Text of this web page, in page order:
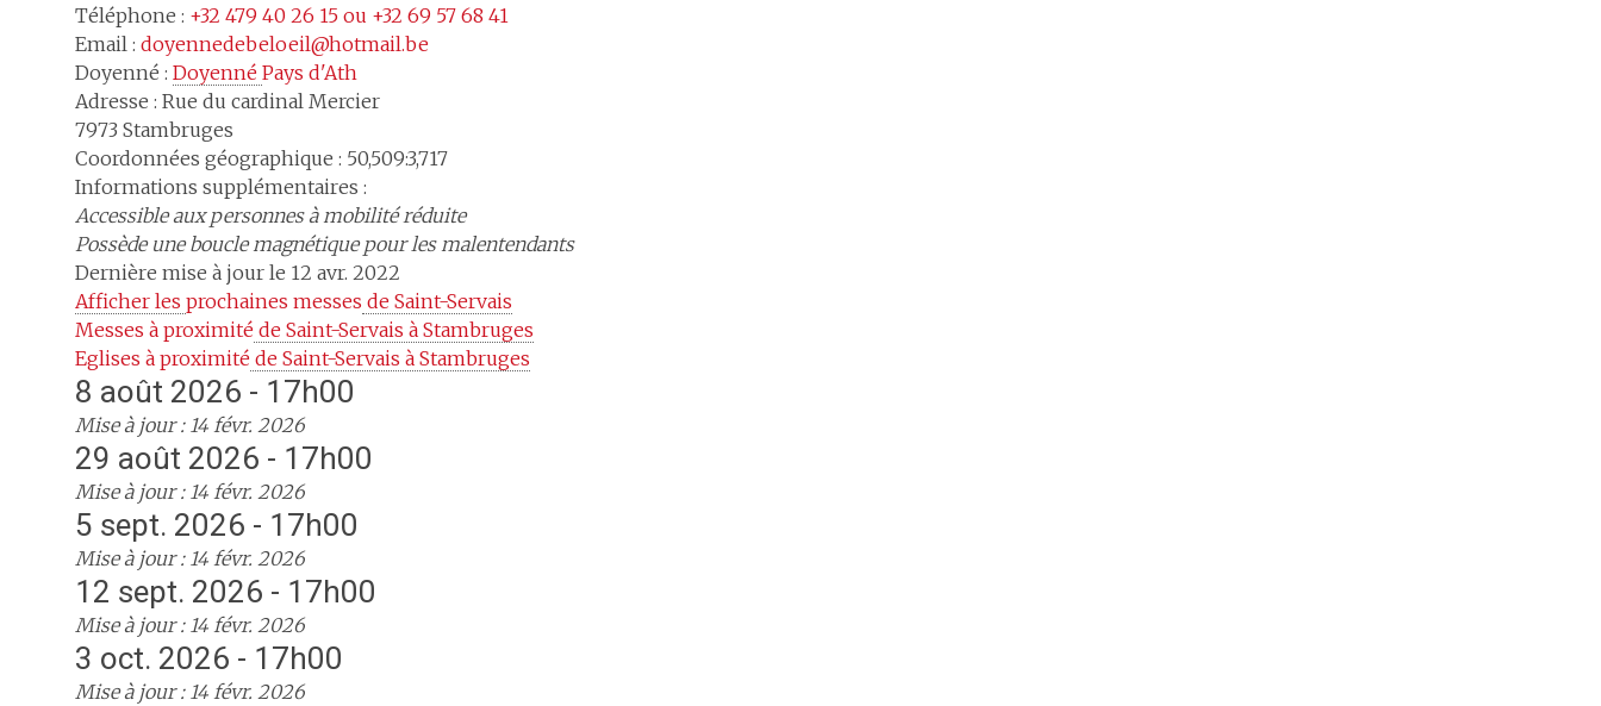
Téléphone : +32 479 40 26 15 ou +32 69 57 68 41
Email : doyennedebeloeil@hotmail.be
Doyenné : Doyenné Pays d'Ath
Adresse : Rue du cardinal Mercier
7973 Stambruges
Coordonnées géographique : 50,509:3,717
Informations supplémentaires :
Accessible aux personnes à mobilité réduite
Possède une boucle magnétique pour les malentendants
Dernière mise à jour le 12 avr. 2022
Afficher les prochaines messes de Saint-Servais
Messes à proximité de Saint-Servais à Stambruges
Eglises à proximité de Saint-Servais à Stambruges
8 août 2026 - 17h00
Mise à jour : 14 févr. 2026
29 août 2026 - 17h00
Mise à jour : 14 févr. 2026
5 sept. 2026 - 17h00
Mise à jour : 14 févr. 2026
12 sept. 2026 - 17h00
Mise à jour : 14 févr. 2026
3 oct. 2026 - 17h00
Mise à jour : 14 févr. 2026